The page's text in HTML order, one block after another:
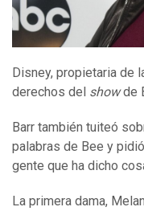
Disney, propietaria de
derechos del showde
Barr también tuiteó
palabras de Bee y
gente que ha dicho
La primera dama,